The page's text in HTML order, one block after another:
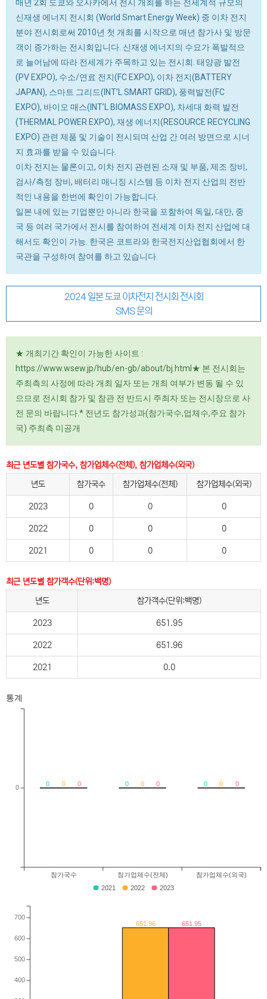
매년 2회 도쿄와 오사카에서 전시 개최를 하는 전세계적 규모의
신재생 에너지 전시회 (World Smart Energy Week) 중 이차 전지
분야 전시회로써 2010년 첫 개최를 시작으로 매년 참가사 및 방문
객이 증가하는 전시회입니다. 신재생 에너지의 수요가 폭발적으
로 늘어남에 따라 전세계가 주목하고 있는 전시회. 태양광 발전
(PV EXPO), 수소/연료 전지(FC EXPO), 이차 전지(BATTERY
JAPAN), 스마트 그리드(INT’L SMART GRID), 풍력발전(FC
EXPO), 바이오 매스(INT’L BIOMASS EXPO), 차세대 화력 발전
(THERMAL POWER EXPO), 재생 에너지(RESOURCE RECYCLING
EXPO) 관련 제품 및 기술이 전시되며 산업 간 여러 방면으로 시너
지 효과를 받을 수 있습니다.
이차 전지는 물론이고, 이차 전지 관련된 소재 및 부품, 제조 장비,
검사/측정 장비, 배터리 매니징 시스템 등 이차 전지 산업의 전반
적인 내용을 한번에 확인이 가능합니다.
일본 내에 있는 기업뿐만 아니라 한국을 포함하여 독일, 대만, 중
국 등 여러 국가에서 전시를 참여하여 전세계 이차 전지 산업에 대
해서도 확인이 가능. 한국은 코트라와 한국전지산업협회에서 한
국관을 구성하여 참여를 하고 있습니다.
2024 일본 도쿄 이차전지 전시회 전시회
SMS 문의
★ 개최기간 확인이 가능한 사이트 :
https://www.wsew.jp/hub/en-gb/about/bj.html★ 본 전시회는
주최측의 사정에 따라 개최 일자 또는 개최 여부가 변동 될 수 있
으므로 전시회 참가 및 참관 전 반드시 주최자 또는 전시장으로 사
전 문의 바랍니다.* 전년도 참가성과(참가국수,업체수,주요 참가
국) 주최측 미공개
최근 년도별 참가국수, 참가업체수(전체), 참가업체수(외국)
년도
참가국수 참가업체수(전체) 참가업체수(외국)
2023 0 0 0
2022 0 0 0
2021 0 0 0
최근 년도별 참가객수(단위:백명)
년도
참가객수(단위:백명)
2023 651.95
2022 651.96
2021 0.0
통계
0 0 0
0 0 0
0 0 0
참가국수 참가업체수(전체) 참가업체수(외국)
0
2021 2022 2023
651.96 651.95
400
500
600
700